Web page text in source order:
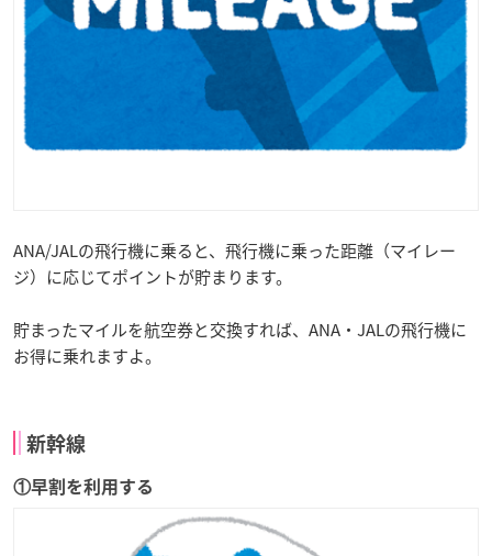
ANA/JALの飛行機に乗ると、飛行機に乗った距離（マイレー
ジ）に応じてポイントが貯まります。
貯まったマイルを航空券と交換すれば、ANA・JALの飛行機に
お得に乗れますよ。
新幹線
①早割を利用する